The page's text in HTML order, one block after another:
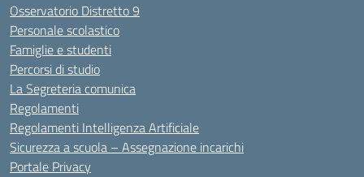
Osservatorio Distretto 9
Personale scolastico
Famiglie e studenti
Percorsi di studio
La Segreteria comunica
Regolamenti
Regolamenti Intelligenza Artificiale
Sicurezza a scuola – Assegnazione incarichi
Portale Privacy